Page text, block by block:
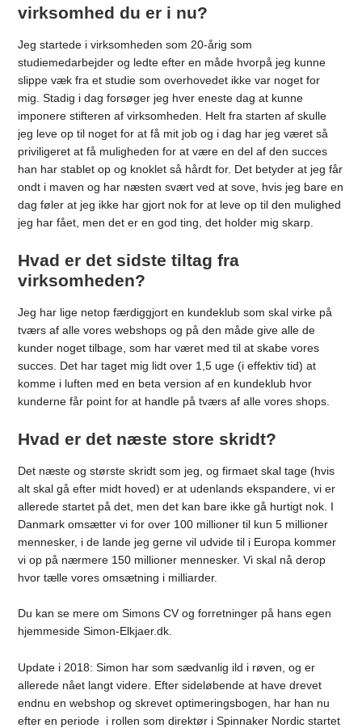
virksomhed du er i nu?
Jeg startede i virksomheden som 20-årig som
studiemedarbejder og ledte efter en måde hvorpå jeg kunne
slippe væk fra et studie som overhovedet ikke var noget for
mig. Stadig i dag forsøger jeg hver eneste dag at kunne
imponere stifteren af virksomheden. Helt fra starten af skulle
jeg leve op til noget for at få mit job og i dag har jeg været så
priviligeret at få muligheden for at være en del af den succes
han har stablet op og knoklet så hårdt for. Det betyder at jeg får
ondt i maven og har næsten svært ved at sove, hvis jeg bare en
dag føler at jeg ikke har gjort nok for at leve op til den mulighed
jeg har fået, men det er en god ting, det holder mig skarp.
Hvad er det sidste tiltag fra
virksomheden?
Jeg har lige netop færdiggjort en kundeklub som skal virke på
tværs af alle vores webshops og på den måde give alle de
kunder noget tilbage, som har været med til at skabe vores
succes. Det har taget mig lidt over 1,5 uge (i effektiv tid) at
komme i luften med en beta version af en kundeklub hvor
kunderne får point for at handle på tværs af alle vores shops.
Hvad er det næste store skridt?
Det næste og største skridt som jeg, og firmaet skal tage (hvis
alt skal gå efter midt hoved) er at udenlands ekspandere, vi er
allerede startet på det, men det kan bare ikke gå hurtigt nok. I
Danmark omsætter vi for over 100 millioner til kun 5 millioner
mennesker, i de lande jeg gerne vil udvide til i Europa kommer
vi op på nærmere 150 millioner mennesker. Vi skal nå derop
hvor tælle vores omsætning i milliarder.
Du kan se mere om Simons CV og forretninger på hans egen
hjemmeside Simon-Elkjaer.dk.
Update i 2018: Simon har som sædvanlig ild i røven, og er
allerede nået langt videre. Efter sideløbende at have drevet
endnu en webshop og skrevet optimeringsbogen, har han nu
efter en periode i rollen som direktør i Spinnaker Nordic startet